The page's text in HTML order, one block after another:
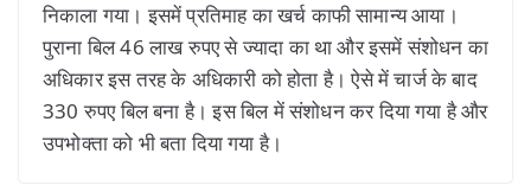
निकाला गया। इसमें प्रतिमाह का खर्च काफी सामान्य आया।
पुराना बिल 46 लाख रुपए से ज्यादा का था और इसमें संशोधन का
अधिकार इस तरह के अधिकारी को होता है। ऐसे में चार्ज के बाद
330 रुपए बिल बना है। इस बिल में संशोधन कर दिया गया है और
उपभोक्ता को भी बता दिया गया है।